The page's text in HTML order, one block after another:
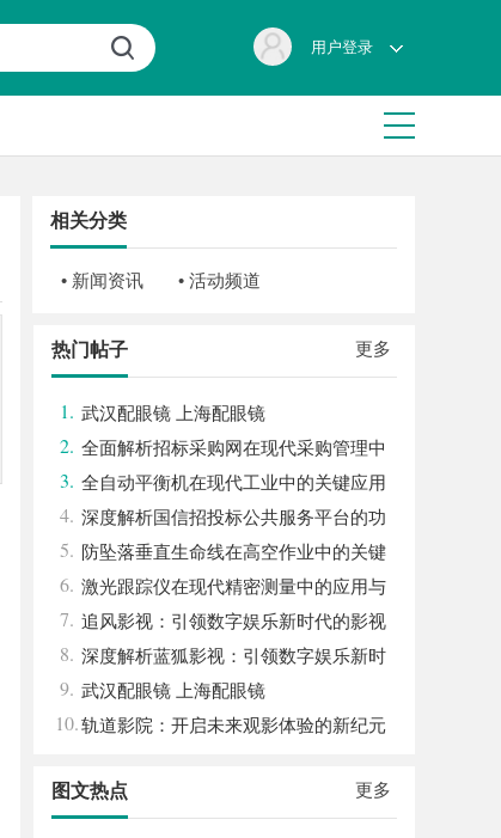
用户登录
相关分类
• 新闻资讯 • 活动频道
更多
热门帖子
1. 武汉配眼镜 上海配眼镜
2. 全面解析招标采购网在现代采购管理中
的重要作用与应用
3. 全自动平衡机在现代工业中的关键应用
与发展趋势解析
4. 深度解析国信招投标公共服务平台的功
能与优势
5. 防坠落垂直生命线在高空作业中的关键
应用与安全保障
6. 激光跟踪仪在现代精密测量中的应用与
发展趋势
7. 追风影视：引领数字娱乐新时代的影视
平台探索
8. 深度解析蓝狐影视：引领数字娱乐新时
代的先锋力量
9. 武汉配眼镜 上海配眼镜
10.轨道影院：开启未来观影体验的新纪元
更多
图文热点